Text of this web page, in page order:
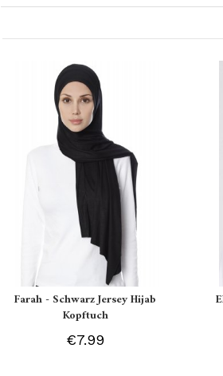
Farah - Schwarz Jersey Hijab
Kopftuch
€7.99